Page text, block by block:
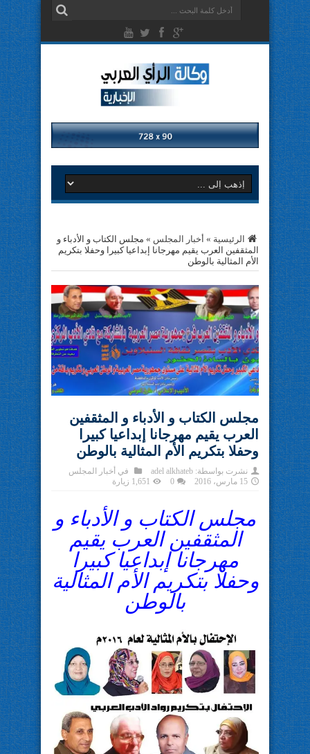
الرئيسية » أخبار المجلس » مجلس الكتاب و الأدباء و
المثقفين العرب يقيم مهرجانا إبداعيا كبيرا وحفلا بتكريم
الأم المثالية بالوطن
مجلس الكتاب و الأدباء و المثقفين
العرب يقيم مهرجانا إبداعيا كبيرا
وحفلا بتكريم الأم المثالية بالوطن
نشرت بواسطة: adel alkhateb في أخبار المجلس
15 مارس، 2016
0 1,651 زيارة
مجلس الكتاب و الأدباء و
المثقفين العرب يقيم
مهرجانا إبداعيا كبيرا
وحفلا بتكريم الأم المثالية
بالوطن